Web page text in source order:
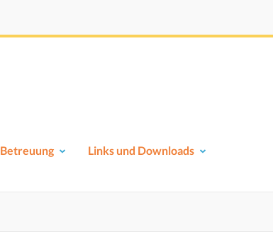
Betreuung Links und Downloads